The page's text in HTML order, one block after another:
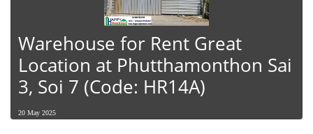
Warehouse for Rent Great
Location at Phutthamonthon Sai
3, Soi 7 (Code: HR14A)
20 May 2025